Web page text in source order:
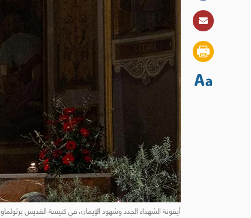
أيقونة الشهداء الجدد وشهود الإيمان، في كنيسة القديس